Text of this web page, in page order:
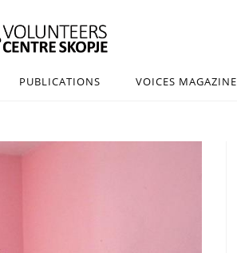
PUBLICATIONS VOICES MAGAZINE